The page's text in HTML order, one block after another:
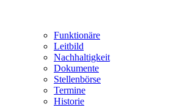
Funktionäre
Leitbild
Nachhaltigkeit
Dokumente
Stellenbörse
Termine
Historie